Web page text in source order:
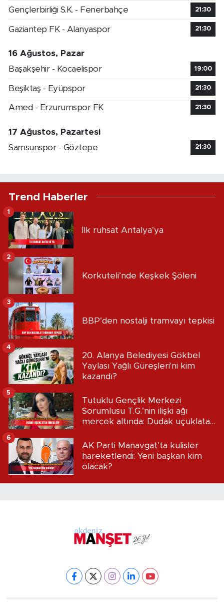
Gençlerbirliği S.K. - Fenerbahçe 21:30
Gaziantep FK - Alanyaspor 21:30
16 Ağustos, Pazar
Başakşehir - Kocaelispor
19:00
Beşiktaş - Eyüpspor 21:30
Amed - Erzurumspor FK 21:30
17 Ağustos, Pazartesi
Samsunspor - Göztepe
21:30
Trend Haberler
İlk ruhsat Antalya’ya
1
Korkuteli’nde Keşkek Şöleni
2
BBP’den nostalji tramvayı tepkisi
3
20. Alanya Belediyesi Gökbel
Yaylası Yağlı Güreşleri'ni kim
kazandı?
4
Tutuklu Gençlik Merkezi
Sorumlusu T.G.’nin ilişki ağı
mercek altında: Dudak uçuklatan
5
AK Parti Manavgat’ta kulisler
hareketlendi: Yeni başkan kim
olacak?
6